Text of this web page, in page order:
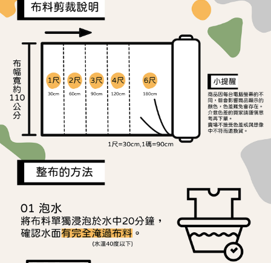
【「AFTEE先享後付」結帳流程】
１．於結帳方式選擇「AFTEE先享後付」後，將跳轉至「AFTEE先享後付」
結帳頁面，進行簡訊認證並確認金額後，即可完成結帳。
２．訂單成立數日內，您將收到繳費通知簡訊。
３．收到繳費通知簡訊後14天內，點擊此簡訊中的連結，可透過四大超商／
ATM／網路銀行／等多元方式進行付款，方視為交易完成。
※ 請注意：結帳手續完成當下不需立刻繳費，但若您需要取消訂單，請聯絡
購買商品的店家。未經商家同意取消之訂單仍視為有效，需透過AFTEE先享
後付繳納相關費用。
※ 交易是否成功請以「AFTEE先享後付 」之結帳頁面顯示為準，若有關於
是否繳費成功／繳費後需取消欲退款等相關疑問，請聯繫「AFTEE先享後付
客戶支援中心」 https://netprotections.freshdesk.com/support/home
【注意事項】
１．透過由恩沛科技股份有限公司提供之「AFTEE先享後付」服務完成之交
易，需依本服務之必要範圍內提供個人資料，並將交易相關給付款項請求債
權轉讓予恩沛科技股份有限公司。
https://aftee.tw/terms/#terms3
３．未成年的使用者請事先徵得法定代理人或監護人之同意方可使用
「AFTEE先享後付」，若未經同意申辦者引起之損失，本公司不負相關責
任。
４．使用「AFTEE先享後付」時，將依據個別帳號之用戶狀況，依本公司即
時審查核予不同之上限額度；若仍有額度不足之情形，本公司將視審查結果
每筆NT$65，滿NT$1,500(含以上)免運費
每筆NT$65，滿NT$1,500(含以上)免運費
宅配
每筆NT$150，滿NT$1,500(含以上)免運費
離島宅配
每筆NT$240